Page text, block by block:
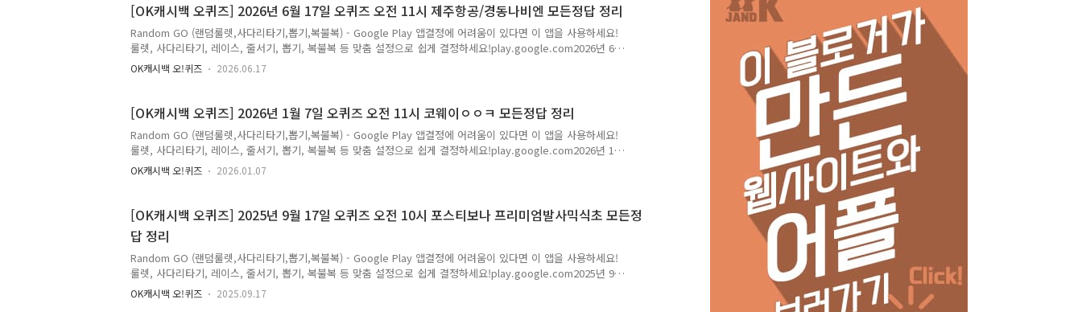
[OK캐시백 오퀴즈] 2026년 6월 17일 오퀴즈 오전 11시 제주항공/경동나비엔 모든정답 정리
Random GO (랜덤룰렛,사다리타기,뽑기,복불복) - Google Play 앱결정에 어려움이 있다면 이 앱을 사용하세요!
룰렛, 사다리타기, 레이스, 줄서기, 뽑기, 복불복 등 맞춤 설정으로 쉽게 결정하세요!play.google.com2026년 6
월 17일 OK캐시백 오퀴즈 오전 11시 제주항공/경동나비엔 정답모음Q. 본격적인 여름의 시작, 더 커진 여행 혜
택!뜨거운 햇살처럼 떠나고 싶은 마음도 커지는 지금,국내선부터 국제선까지, 썸머위크 혜택을 한 번에 확인해보
OO월 OO일[썸머위크로 여름 혜택 시작!]▶국내선 전용 최대 2,800원 할인쿠폰▶국제선 전용 최대 50% 할인
쿠..
OK캐시백 오!퀴즈 2026.06.17
[OK캐시백 오퀴즈] 2026년 1월 7일 오퀴즈 오전 11시 코웨이ㅇㅇㅋ 모든정답 정리
Random GO (랜덤룰렛,사다리타기,뽑기,복불복) - Google Play 앱결정에 어려움이 있다면 이 앱을 사용하세요!
룰렛, 사다리타기, 레이스, 줄서기, 뽑기, 복불복 등 맞춤 설정으로 쉽게 결정하세요!play.google.com2026년 1
월 7일 OK캐시백 오퀴즈 오전 11시 코웨이ㅇㅇㅋ 정답모음Q. 2026년 새해 첫 코웨이닷컴 Live 방송한 해를 빛
낼 코웨이 HIT 정수기 2대 (ㅇ ㅇ ㅋ 정수기2와 ㅇ ㅇ ㅋ 프로 정수기) 특집 LiveLive 방송 당일 구매 시, 네이버
브 방송 혜택을 놓치지 마세요 정답은 [ 아이콘 ] 저는 오퀴즈의 정답을최대한 빠르고 정확하게 포스..
OK캐시백 오!퀴즈 2026.01.07
[OK캐시백 오퀴즈] 2025년 9월 17일 오퀴즈 오전 10시 포스티보나 프리미엄발사믹식초 모든정
답 정리
Random GO (랜덤룰렛,사다리타기,뽑기,복불복) - Google Play 앱결정에 어려움이 있다면 이 앱을 사용하세요!
룰렛, 사다리타기, 레이스, 줄서기, 뽑기, 복불복 등 맞춤 설정으로 쉽게 결정하세요!play.google.com2025년 9
월 17일 OK캐시백 오퀴즈 오전 10시 포스티보나 프리미엄발사믹식초 정답모음Q. 핫딜몰 추석특가!포인트로 결
제하면 최저가!포스티보나 프리미엄발사믹식초매일 오전 OO시 오픈오늘만 행사하는 핫딜몰 놓치지 마세요. 정답
OK캐시백 오!퀴즈 2025.09.17